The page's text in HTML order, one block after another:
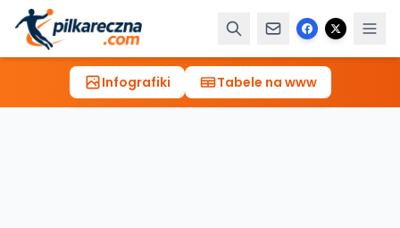
Infografiki Tabele na www